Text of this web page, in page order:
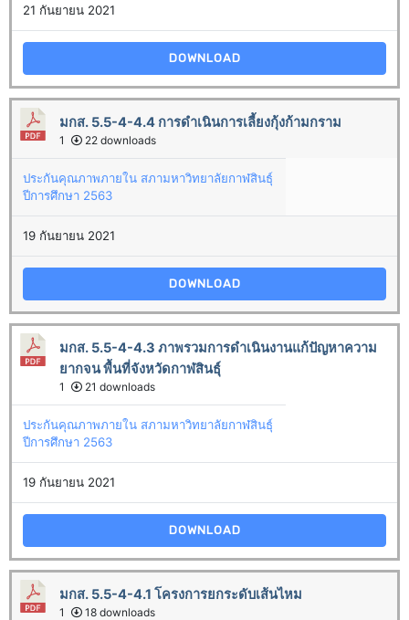
21 กันยายน 2021
DOWNLOAD
มกส. 5.5-4-4.4 การดำเนินการเลี้ยงกุ้งก้ามกราม
1 22 downloads
ประกันคุณภาพภายใน สภามหาวิทยาลัยกาฬสินธุ์
ปีการศึกษา 2563
19 กันยายน 2021
DOWNLOAD
มกส. 5.5-4-4.3 ภาพรวมการดำเนินงานแก้ปัญหาความ
ยากจน พื้นที่จังหวัดกาฬสินธุ์
1 21 downloads
ประกันคุณภาพภายใน สภามหาวิทยาลัยกาฬสินธุ์
ปีการศึกษา 2563
19 กันยายน 2021
DOWNLOAD
มกส. 5.5-4-4.1 โครงการยกระดับเส้นไหม
1 18 downloads